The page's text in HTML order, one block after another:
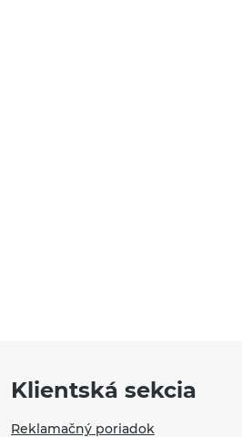
Klientská sekcia
Reklamačný poriadok